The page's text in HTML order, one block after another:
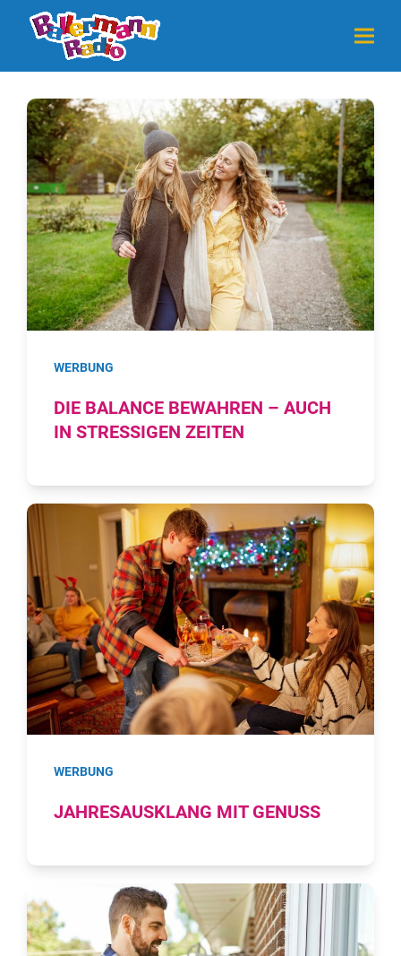
WERBUNG
DIE BALANCE BEWAHREN – AUCH
IN STRESSIGEN ZEITEN
WERBUNG
JAHRESAUSKLANG MIT GENUSS